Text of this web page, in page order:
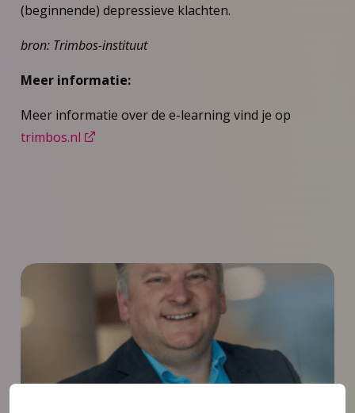
(beginnende) depressieve klachten.
bron: Trimbos-instituut
Meer informatie:
Meer informatie over de e-learning vind je op
trimbos.nl